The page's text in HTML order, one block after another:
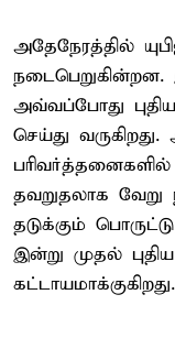
அதேநேரத்தில்
அவ்வப்போது
செய்து
தவறுதலாக
தடுக்கும்
இன்று முதல்
கட்டாயமாக்குகிறது.